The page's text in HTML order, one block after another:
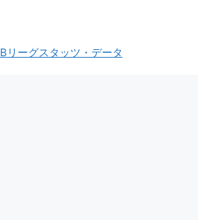
Bリーグスタッツ・データ